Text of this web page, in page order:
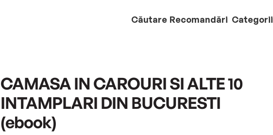
Căutare Recomandări Categorii
CAMASA IN CAROURI SI ALTE 10
INTAMPLARI DIN BUCURESTI
(ebook)